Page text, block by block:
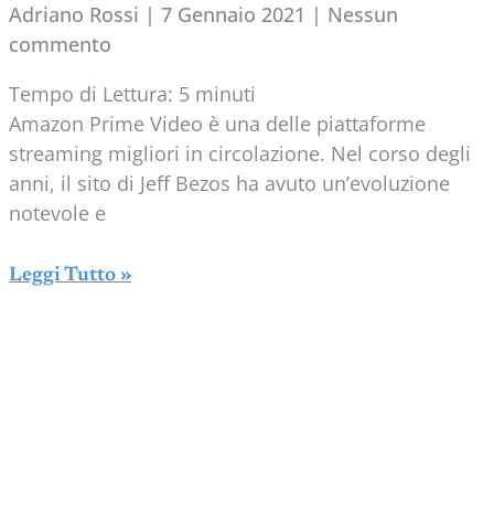
Adriano Rossi 7 Gennaio 2021
Nessun
commento
Tempo di Lettura: 5 minuti
Amazon Prime Video è una delle piattaforme
streaming migliori in circolazione. Nel corso degli
anni, il sito di Jeff Bezos ha avuto un’evoluzione
notevole e
Leggi Tutto »